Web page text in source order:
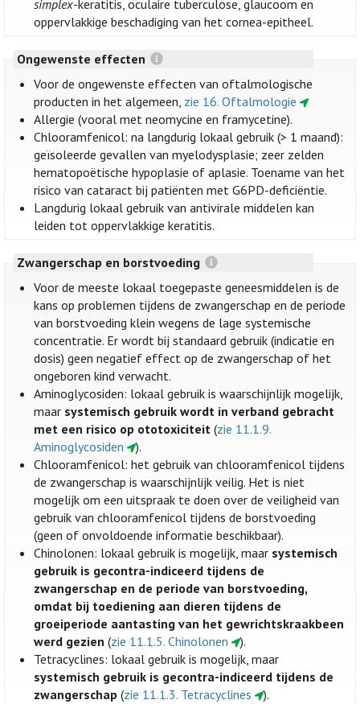
simplex-keratitis, oculaire tuberculose, glaucoom en
oppervlakkige beschadiging van het cornea-epitheel.
Ongewenste effecten
Voor de ongewenste effecten van oftalmologische
producten in het algemeen, zie 16. Oftalmologie
Allergie (vooral met neomycine en framycetine).
Chlooramfenicol: na langdurig lokaal gebruik (> 1 maand):
geïsoleerde gevallen van myelodysplasie; zeer zelden
hematopoëtische hypoplasie of aplasie. Toename van het
risico van cataract bij patiënten met G6PD-deficiëntie.
Langdurig lokaal gebruik van antivirale middelen kan
leiden tot oppervlakkige keratitis.
Zwangerschap en borstvoeding
Voor de meeste lokaal toegepaste geneesmiddelen is de
kans op problemen tijdens de zwangerschap en de periode
van borstvoeding klein wegens de lage systemische
concentratie. Er wordt bij standaard gebruik (indicatie en
dosis) geen negatief effect op de zwangerschap of het
ongeboren kind verwacht.
Aminoglycosiden: lokaal gebruik is waarschijnlijk mogelijk,
maar systemisch gebruik wordt in verband gebracht
met een risico op ototoxiciteit (zie 11.1.9.
Aminoglycosiden
).
Chlooramfenicol: het gebruik van chlooramfenicol tijdens
de zwangerschap is waarschijnlijk veilig. Het is niet
mogelijk om een uitspraak te doen over de veiligheid van
gebruik van chlooramfenicol tijdens de borstvoeding
(geen of onvoldoende informatie beschikbaar).
Chinolonen: lokaal gebruik is mogelijk, maar systemisch
gebruik is gecontra-indiceerd tijdens de
zwangerschap en de periode van borstvoeding,
omdat bij toediening aan dieren tijdens de
groeiperiode aantasting van het gewrichtskraakbeen
werd gezien (zie 11.1.5. Chinolonen
).
Tetracyclines: lokaal gebruik is mogelijk, maar
systemisch gebruik is gecontra-indiceerd tijdens de
zwangerschap (zie 11.1.3. Tetracyclines ).